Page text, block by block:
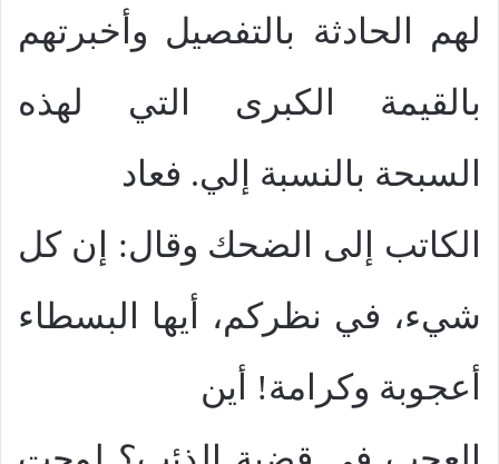
لهم الحادثة بالتفصيل وأخبرتهم
بالقيمة الكبرى التي لهذه
السبحة بالنسبة إلي. فعاد
الكاتب إلى الضحك وقال: إن كل
شيء، في نظركم، أيها البسطاء
أعجوبة وكرامة! أين